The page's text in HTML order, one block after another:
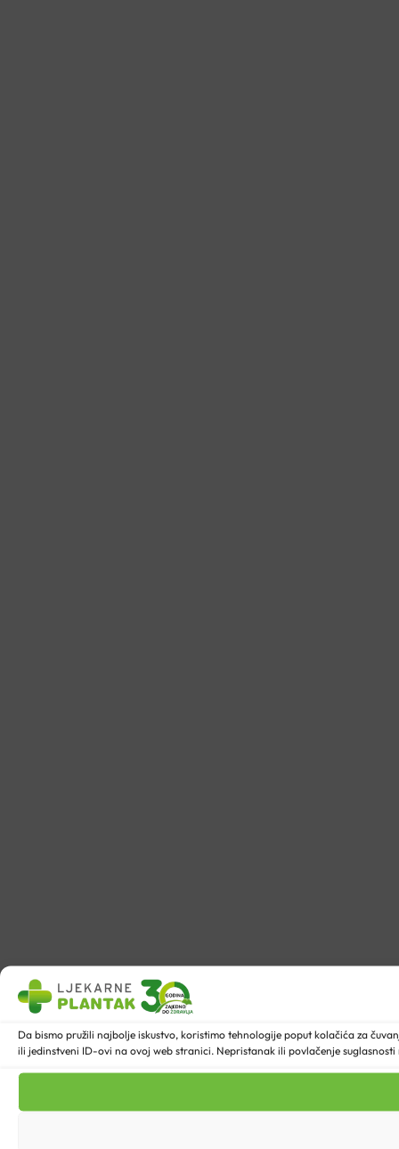
Da bismo pružili najbolje iskustvo, koristimo tehnologije poput kolačića za
ili jedinstveni ID-ovi na ovoj web stranici. Nepristanak ili povlačenje